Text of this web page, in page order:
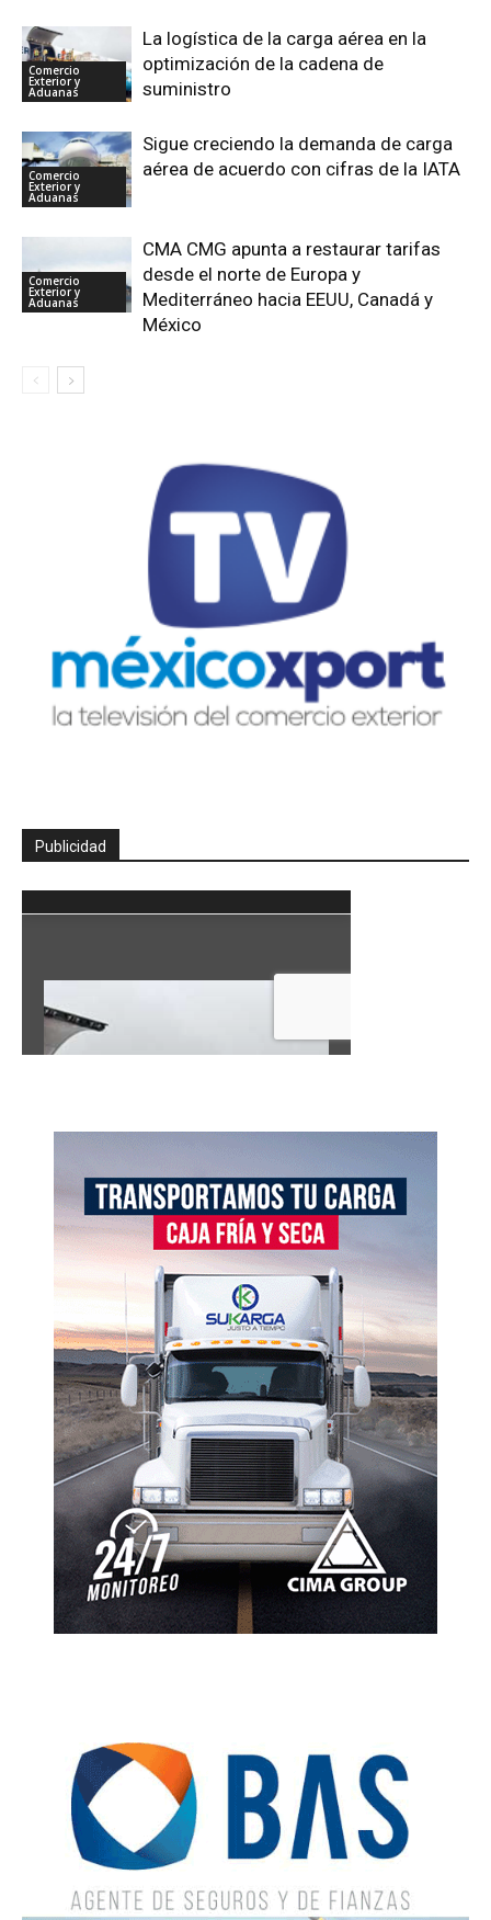
Comercio
Exterior y
Aduanas
La logística de la carga aérea en la
optimización de la cadena de
suministro
Comercio
Exterior y
Aduanas
Sigue creciendo la demanda de carga
aérea de acuerdo con cifras de la IATA
Comercio
Exterior y
Aduanas
CMA CMG apunta a restaurar tarifas
desde el norte de Europa y
Mediterráneo hacia EEUU, Canadá y
México
Publicidad